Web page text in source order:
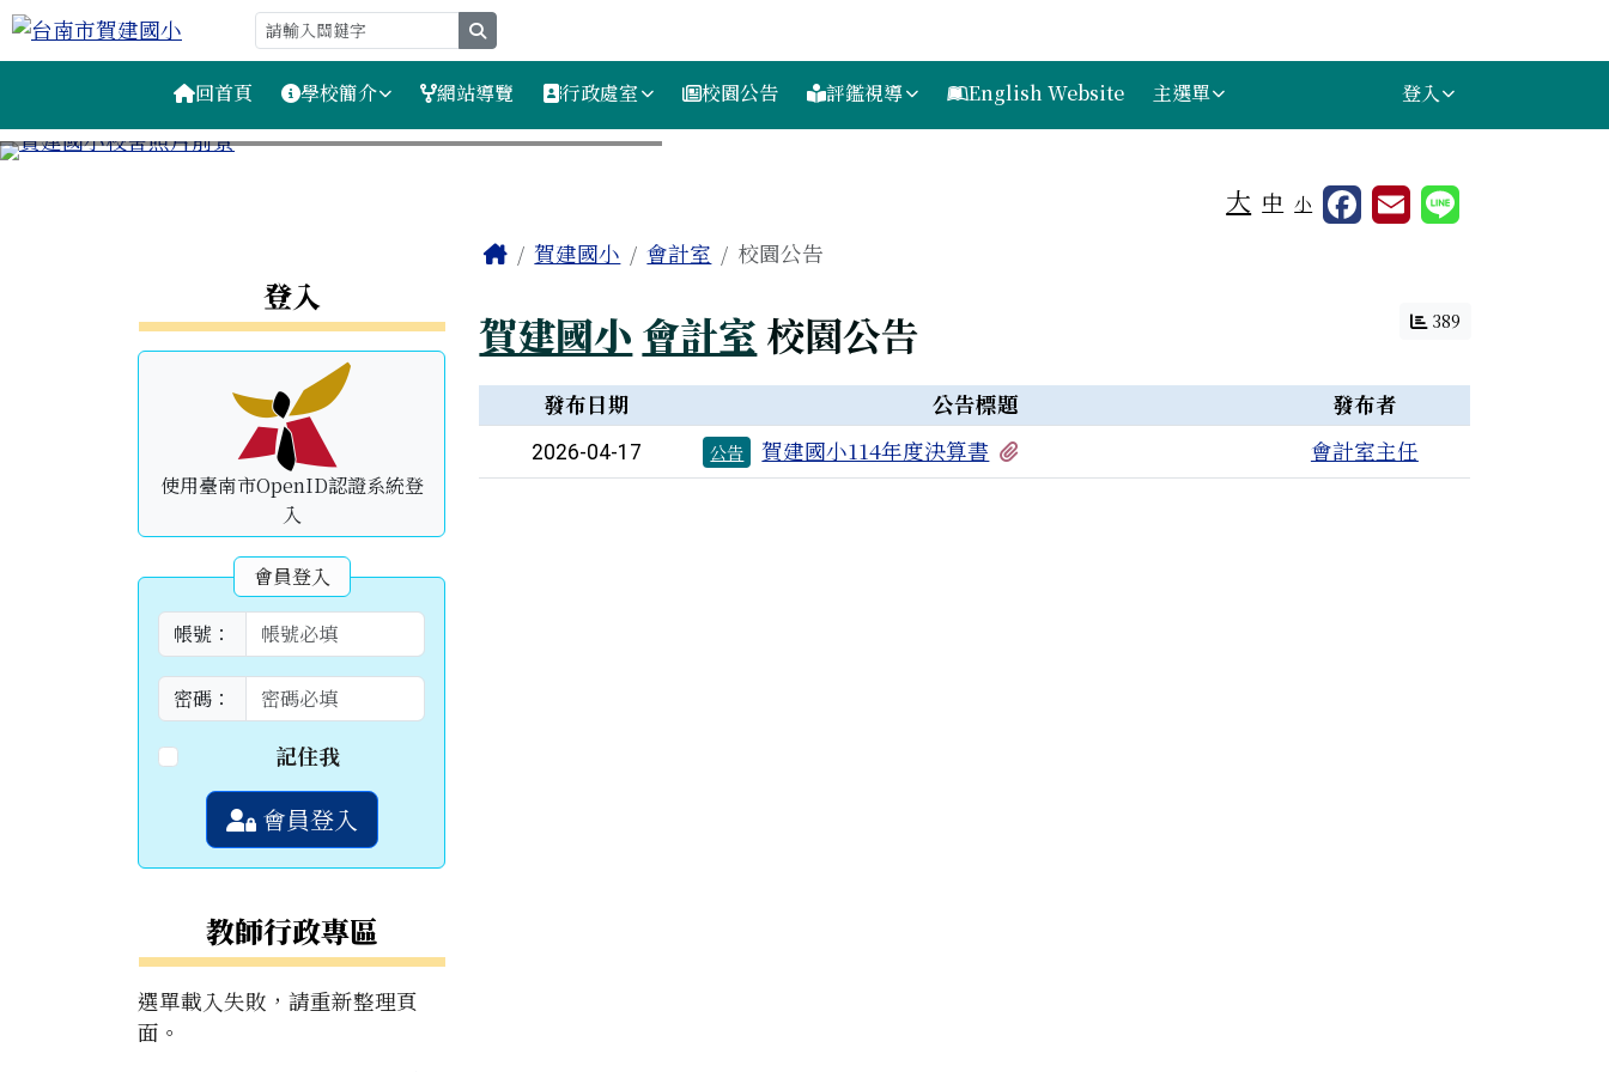
跳至主內容區
台南市賀建國小
回首頁 學校簡介 網站導覽 行政處室 校園公告 評鑑視導 English Website 主選單 登入
大 中 小
左邊區域內容
登入
使用臺南市OpenID認證系統登
入
會員登入
帳號：
密碼：
記住我
會員登入
教師行政專區
選單載入失敗，請重新整理頁
面。
主內容區域
Home賀建國小 會計室 校園公告
賀建國小 會計室 校園公告 389
新聞列表發布日期 公告標題 發布者
2026-04-17 公告 賀建國小114年度決算書 會計室主任